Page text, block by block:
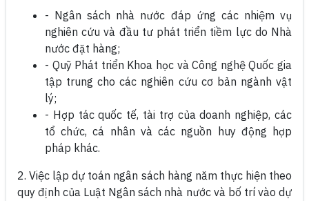
- Ngân sách nhà nước đáp ứng các nhiệm vụ
nghiên cứu và đầu tư phát triển tiềm lực do Nhà
nước đặt hàng;
- Quỹ Phát triển Khoa học và Công nghệ Quốc gia
tập trung cho các nghiên cứu cơ bản ngành vật
lý;
- Hợp tác quốc tế, tài trợ của doanh nghiệp, các
tổ chức, cá nhân và các nguồn huy động hợp
pháp khác.
2. Việc lập dự toán ngân sách hàng năm thực hiện theo
quy định của Luật Ngân sách nhà nước và bố trí vào dự